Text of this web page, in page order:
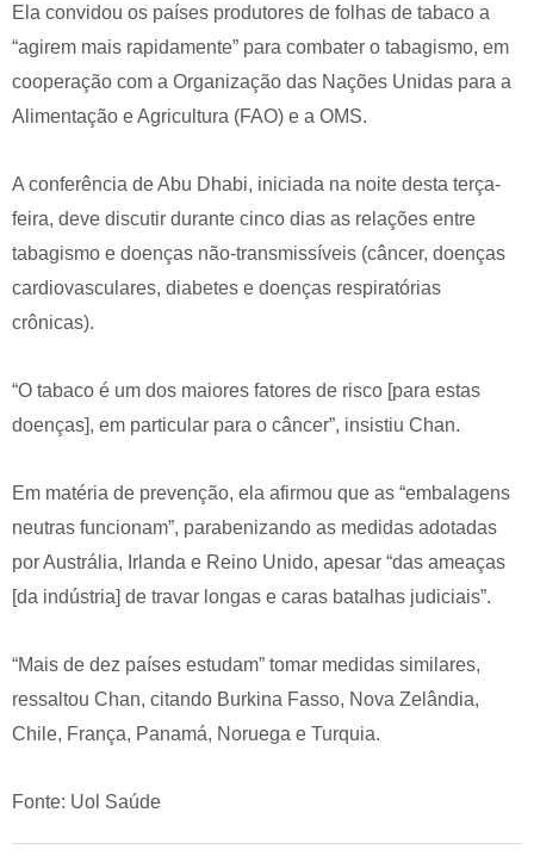
Ela convidou os países produtores de folhas de tabaco a
“agirem mais rapidamente” para combater o tabagismo, em
cooperação com a Organização das Nações Unidas para a
Alimentação e Agricultura (FAO) e a OMS.
A conferência de Abu Dhabi, iniciada na noite desta terça-
feira, deve discutir durante cinco dias as relações entre
tabagismo e doenças não-transmissíveis (câncer, doenças
cardiovasculares, diabetes e doenças respiratórias
crônicas).
“O tabaco é um dos maiores fatores de risco [para estas
doenças], em particular para o câncer”, insistiu Chan.
Em matéria de prevenção, ela afirmou que as “embalagens
neutras funcionam”, parabenizando as medidas adotadas
por Austrália, Irlanda e Reino Unido, apesar “das ameaças
[da indústria] de travar longas e caras batalhas judiciais”.
“Mais de dez países estudam” tomar medidas similares,
ressaltou Chan, citando Burkina Fasso, Nova Zelândia,
Chile, França, Panamá, Noruega e Turquia.
Fonte: Uol Saúde